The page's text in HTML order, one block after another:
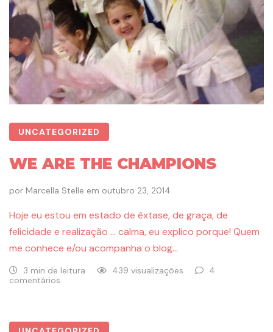
UNCATEGORIZED
WE ARE THE CHAMPIONS
por Marcella Stelle em outubro 23, 2014
Hoje eu estou em estado de êxtase, de graça, de
felicidade e realização … calma, eu explico porque! Quem
me conhece e/ou acompanha o blog…
3 min de leitura 439 visualizações
4
comentários